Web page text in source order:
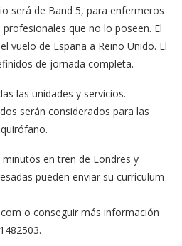
será de Band 5, para enfermeros
que no lo poseen. El
vuelo de España a Reino Unido. El
de jornada completa.
las unidades y servicios.
serán considerados para las
en tren de Londres y
pueden enviar su currículum
o conseguir más información